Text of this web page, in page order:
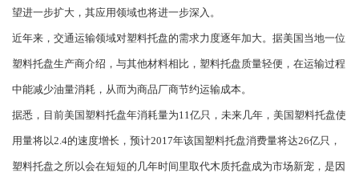
望进一步扩大，其应用领域也将进一步深入。
近年来，交通运输领域对塑料托盘的需求力度逐年加大。据美国当地一位
塑料托盘生产商介绍，与其他材料相比，塑料托盘质量轻便，在运输过程
中能减少油量消耗，从而为商品厂商节约运输成本。
据悉，目前美国塑料托盘年消耗量为11亿只，未来几年，美国塑料托盘使
用量将以2.4的速度增长，预计2017年该国塑料托盘消费量将达26亿只，
塑料托盘之所以会在短短的几年时间里取代木质托盘成为市场新宠，是因